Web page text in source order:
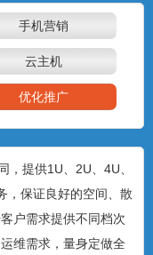
手机营销
云主机
优化推广
提供1U、2U、4U、
，保证良好的空间、散
户需求提供不同档次
维需求，量身定做全